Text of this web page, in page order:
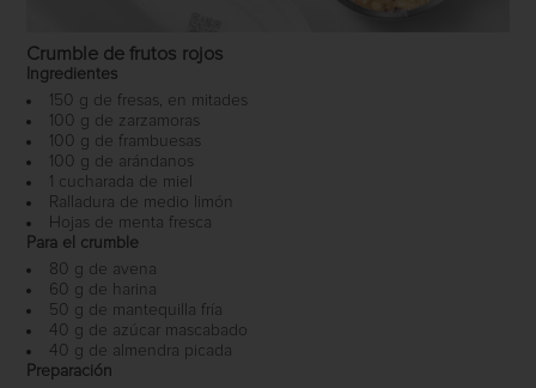
Crumble de frutos rojos
Ingredientes
150 g de fresas, en mitades
100 g de zarzamoras
100 g de frambuesas
100 g de arándanos
1 cucharada de miel
Ralladura de medio limón
Hojas de menta fresca
Para el crumble
80 g de avena
60 g de harina
50 g de mantequilla fría
40 g de azúcar mascabado
40 g de almendra picada
Preparación